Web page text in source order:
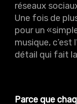
réseaux
Une fois de
pour un
musique,
détail qui fait
Parce que